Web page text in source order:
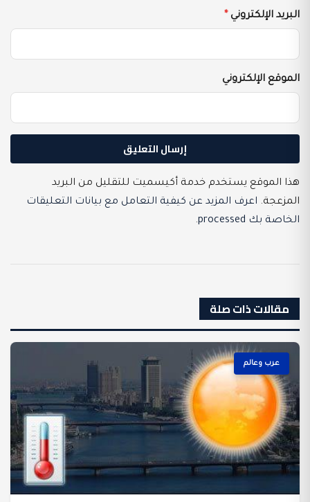
البريد الإلكتروني *
الموقع الإلكتروني
هذا الموقع يستخدم خدمة أكيسميت للتقليل من البريد
المزعجة. اعرف المزيد عن كيفية التعامل مع بيانات التعليقات
الخاصة بك processed
.
مقالات ذات صلة
عرب وعالم